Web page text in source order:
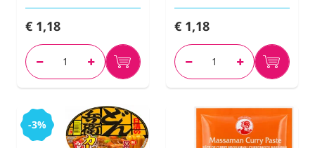
€ 1,18 € 1,18
-3%